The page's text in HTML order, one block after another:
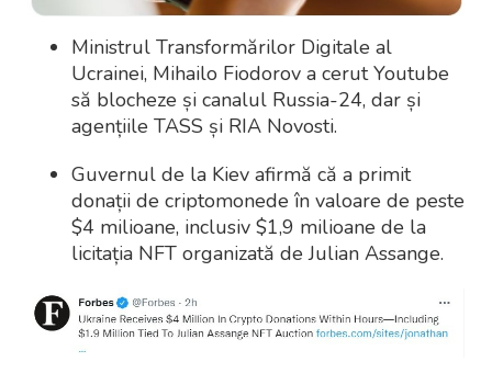
Ministrul Transformărilor Digitale al
Ucrainei, Mihailo Fiodorov a cerut Youtube
să blocheze și canalul Russia-24, dar și
agențiile TASS și RIA Novosti.
Guvernul de la Kiev afirmă că a primit
donații de criptomonede în valoare de peste
$4 milioane, inclusiv $1,9 milioane de la
licitația NFT organizată de Julian Assange.